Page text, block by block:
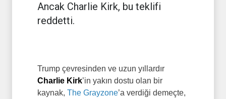
Ancak Charlie Kirk, bu teklifi
reddetti.
Trump çevresinden ve uzun yıllardır
Charlie Kirk’in yakın dostu olan bir
kaynak, The Grayzone’a verdiği demeçte,